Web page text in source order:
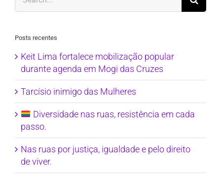
for:
Posts recentes
Keit Lima fortalece mobilização popular
durante agenda em Mogi das Cruzes
Tarcísio inimigo das Mulheres
Diversidade nas ruas, resistência em cada
passo.
Nas ruas por justiça, igualdade e pelo direito
de viver.